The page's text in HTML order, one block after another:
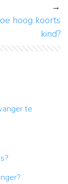
→
hoog koorts
kind?
te